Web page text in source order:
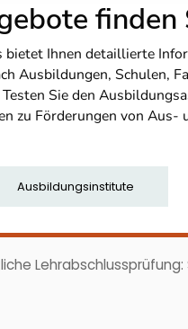
Ihnen detaillierte
Ausbildungen, Schulen,
Sie den
zu Förderungen von
Ausbildungsinstitute
Lehrabschlussprüfung: